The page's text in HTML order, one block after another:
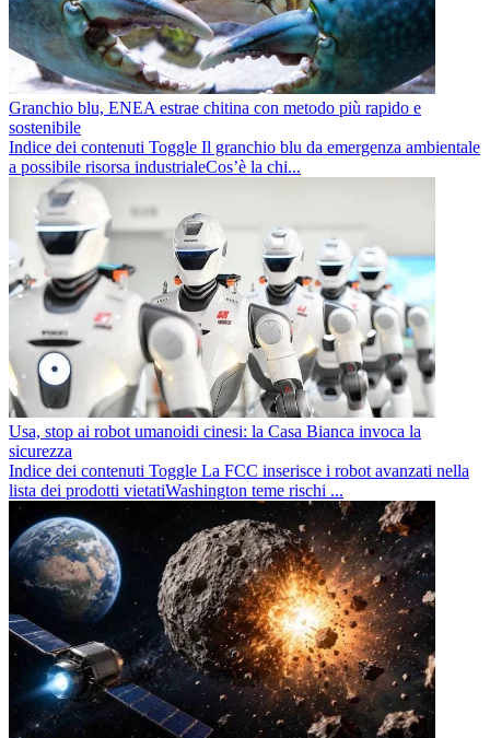
Granchio blu, ENEA estrae chitina con metodo più rapido e
sostenibile
Indice dei contenuti Toggle Il granchio blu da emergenza ambientale
a possibile risorsa industrialeCos’è la chi...
Usa, stop ai robot umanoidi cinesi: la Casa Bianca invoca la
sicurezza
Indice dei contenuti Toggle La FCC inserisce i robot avanzati nella
lista dei prodotti vietatiWashington teme rischi ...